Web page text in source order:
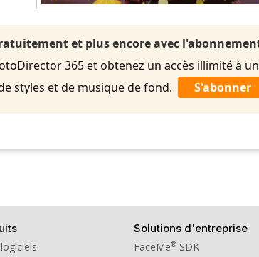
et plus encore avec
365 et obtenez un accès illimité à
styles et de musique de fond.
S'abonner
Solutions d'entreprise
FaceMe®SDK